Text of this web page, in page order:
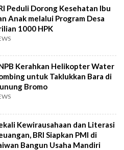
Peduli Dorong Kesehatan Ibu
Anak melalui Program Desa
1000 HPK
Kerahkan Helikopter Water
untuk Taklukkan Bara di
Bromo
Kewirausahaan dan Literasi
BRI Siapkan PMI di
Bangun Usaha Mandiri